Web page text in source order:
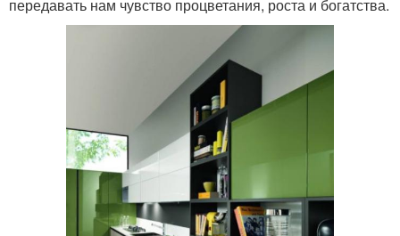
передавать нам чувство процветания, роста и богатства.